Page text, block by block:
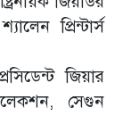
প্রিন্টার্স
জিয়ার
সেগুন